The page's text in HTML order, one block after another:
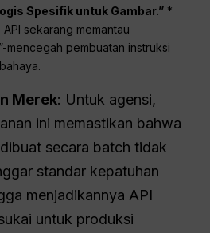
Spesifik untuk Gambar.” *
: API sekarang memantau
mencegah pembuatan instruksi
Merek: Untuk agensi,
ini memastikan bahwa
secara batch tidak
standar kepatuhan
menjadikannya API
untuk produksi